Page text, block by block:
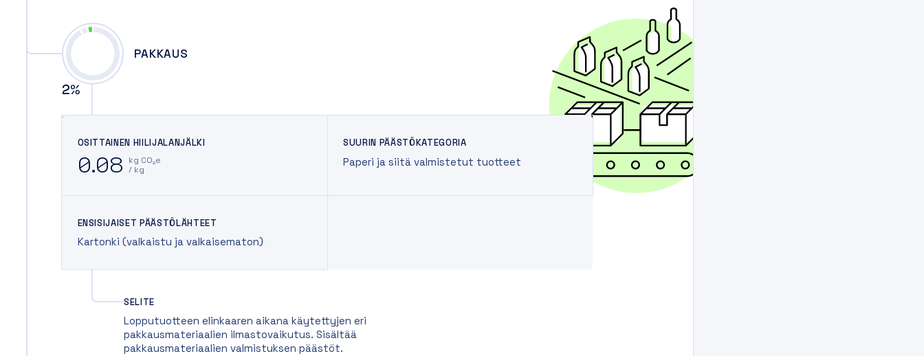
2%
PAKKAUS
OSITTAINEN HIILIJALANJÄLKI
0.08
kg CO₂e
/ kg
SUURIN PÄÄSTÖKATEGORIA
Paperi ja siitä valmistetut tuotteet
ENSISIJAISET PÄÄSTÖLÄHTEET
Kartonki (valkaistu ja valkaisematon)
SELITE
Lopputuotteen elinkaaren aikana käytettyjen eri
pakkausmateriaalien ilmastovaikutus. Sisältää
pakkausmateriaalien valmistuksen päästöt.